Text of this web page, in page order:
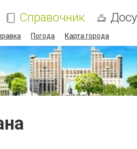
Справочник
Погода Карта города